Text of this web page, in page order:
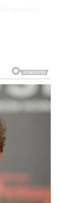
u
svoje
se